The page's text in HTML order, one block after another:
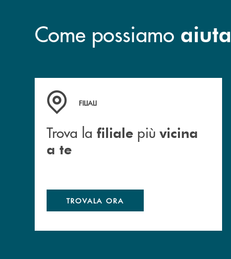
Come possiamo
Trova la filiale più vicina a te
FILIALI
Trova la filiale più vicina
a te
TROVALA ORA